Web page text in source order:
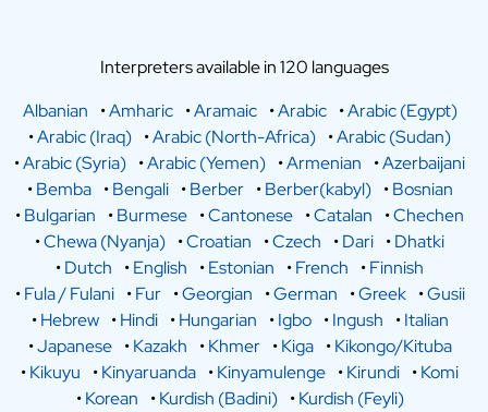
Interpreters available in 120 languages
Albanian
•Amharic •Aramaic •Arabic •Arabic (Egypt)
•Arabic (Iraq) •Arabic (North-Africa) •Arabic (Sudan)
•Arabic (Syria) •Arabic (Yemen) •Armenian •Azerbaijani
•Bemba •Bengali •Berber •Berber(kabyl) •Bosnian
•Bulgarian •Burmese •Cantonese •Catalan •Chechen
•Chewa (Nyanja) •Croatian •Czech •Dari •Dhatki
•Dutch •English •Estonian •French •Finnish
•Fula / Fulani •Fur •Georgian •German •Greek •Gusii
•Hebrew •Hindi •Hungarian •Igbo •Ingush •Italian
•Japanese •Kazakh •Khmer •Kiga •Kikongo/Kituba
•Kikuyu •Kinyaruanda •Kinyamulenge •Kirundi •Komi
•Korean •Kurdish (Badini) •Kurdish (Feyli)